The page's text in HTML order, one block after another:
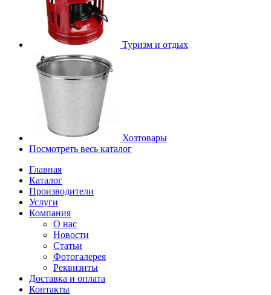
Туризм и отдых
Хозтовары
Посмотреть весь каталог
Главная
Каталог
Производители
Услуги
Компания
О нас
Новости
Статьи
Фотогалерея
Реквизиты
Доставка и оплата
Контакты